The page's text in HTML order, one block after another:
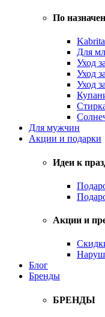
По
Для
Уход
Уход
Уход
Для мужчин
Акции и подарки
Идеи к
Акции и
Блог
Бренды
БРЕНДЫ